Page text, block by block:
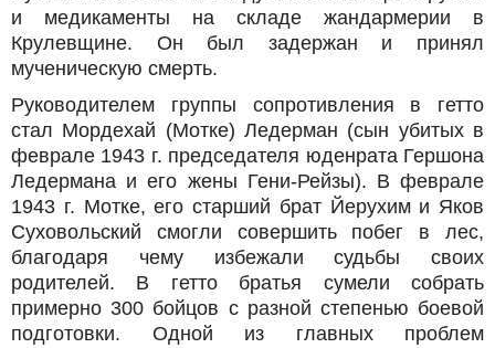
и медикаменты на складе жандармерии в
Крулевщине. Он был задержан и принял
мученическую смерть.
Руководителем группы сопротивления в гетто
стал Мордехай (Мотке) Ледерман (сын убитых в
феврале 1943 г. председателя юденрата Гершона
Ледермана и его жены Гени-Рейзы). В феврале
1943 г. Мотке, его старший брат Йерухим и Яков
Суховольский смогли совершить побег в лес,
благодаря чему избежали судьбы своих
родителей. В гетто братья сумели собрать
примерно 300 бойцов с разной степенью боевой
подготовки. Одной из главных проблем